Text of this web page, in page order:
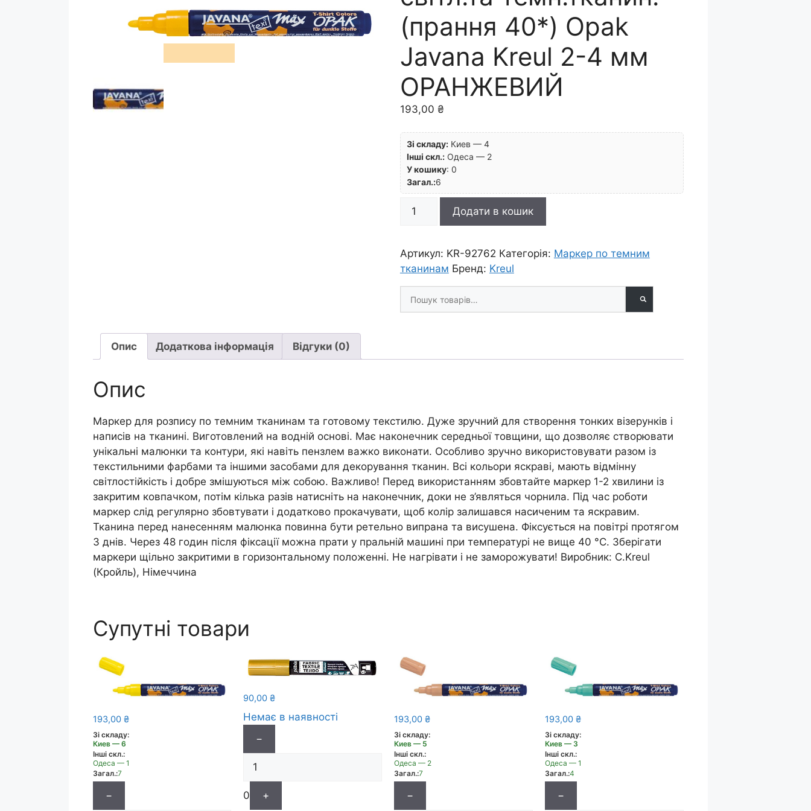
(прання 40*) Opak
Javana Kreul 2-4 мм
ОРАНЖЕВИЙ
193,00 ₴
Зі складу: Киев — 4
Інші скл.:Одеса — 2
У кошику: 0
Загал.:6
Маркер
покривн.д/
темн.тканин.
(прання
Opak
Javana
Додати в кошик
Артикул: KR-92762 Категорія: Маркер по темним
тканинам Бренд: Kreul
Шукати
товари
Опис Додаткова інформація Відгуки (0)
Опис
Маркер для розпису по темним тканинам та готовому текстилю. Дуже зручний для створення тонких візерунків і
написів на тканині. Виготовлений на водній основі. Має наконечник середньої товщини, що дозволяє створювати
унікальні малюнки та контури, які навіть пензлем важко виконати. Особливо зручно використовувати разом із
текстильними фарбами та іншими засобами для декорування тканин. Всі кольори яскраві, мають відмінну
світлостійкість і добре змішуються між собою. Важливо! Перед використанням збовтайте маркер 1-2 хвилини із
закритим ковпачком, потім кілька разів натисніть на наконечник, доки не з’являться чорнила. Під час роботи
маркер слід регулярно збовтувати і додатково прокачувати, щоб колір залишався насиченим та яскравим.
Тканина перед нанесенням малюнка повинна бути ретельно випрана та висушена. Фіксується на повітрі протягом
3 днів. Через 48 годин після фіксації можна прати у пральній машині при температурі не вище 40 °С. Зберігати
маркери щільно закритими в горизонтальному положенні. Не нагрівати і не заморожувати! Виробник: C.Kreul
(Кройль), Німеччина
Супутні товари
193,00 ₴
Зі складу:
Киев — 6
Інші скл.:
Одеса — 1
Загал.:7
−
90,00₴
Немає в наявності
−
0 +
193,00₴
Зі складу:
Киев — 5
Інші скл.:
Одеса — 2
Загал.:7
−
193,00₴
Зі складу:
Киев — 3
Інші скл.:
Одеса — 1
Загал.:4
−